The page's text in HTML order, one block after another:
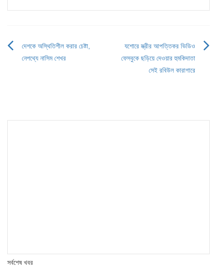
Post
দেশকে অস্থিতিশীল করার চেষ্টা,
নেপথ্যে নাসিম শেখর
যশোরে স্ত্রীর আপত্তিকর ভিডিও
ফেসবুকে ছড়িয়ে দেওয়ার হুমকিদাতা
সেই রবিউল কারাগারে
সর্বশেষ খবর